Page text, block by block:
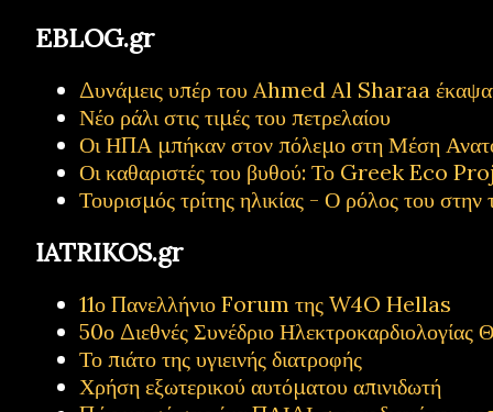
EBLOG.gr
Δυνάμεις υπέρ του Ahmed Al Sharaa
Νέο ράλι στις τιμές του πετρελαίου
Οι ΗΠΑ μπήκαν στον πόλεμο στη Μέση
Οι καθαριστές του βυθού: Το Greek Eco
Τουρισμός τρίτης ηλικίας - Ο ρόλος του στην
IATRIKOS.gr
11ο Πανελλήνιο Forum της W4O Hellas
50ο Διεθνές Συνέδριο
Το πιάτο της υγιεινής διατροφής
Χρήση εξωτερικού αυτόματου απινιδωτή